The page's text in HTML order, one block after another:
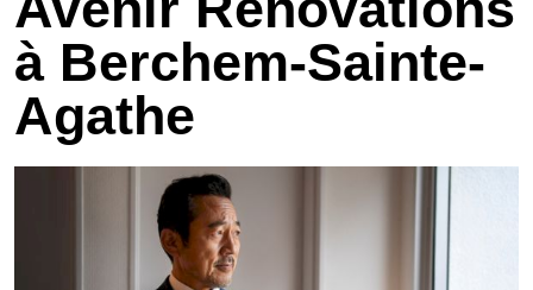
à Berchem-Sainte-
Agathe